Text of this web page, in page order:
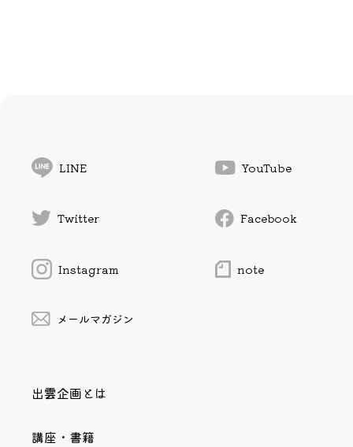
LINE YouTube
Twitter Facebook
Instagram note
メールマガジン
出雲企画とは
講座・書籍